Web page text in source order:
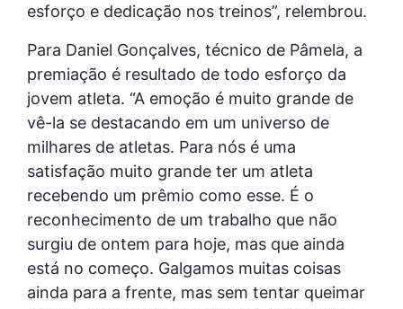
esforço e dedicação nos treinos”, relembrou.
Para Daniel Gonçalves, técnico de Pâmela, a
premiação é resultado de todo esforço da
jovem atleta. “A emoção é muito grande de
vê-la se destacando em um universo de
milhares de atletas. Para nós é uma
satisfação muito grande ter um atleta
recebendo um prêmio como esse. É o
reconhecimento de um trabalho que não
surgiu de ontem para hoje, mas que ainda
está no começo. Galgamos muitas coisas
ainda para a frente, mas sem tentar queimar